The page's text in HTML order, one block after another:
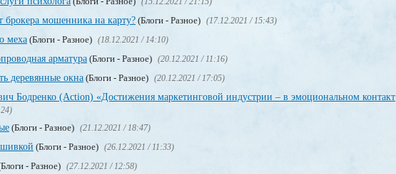
брокера мошенника на карту?(Блоги - Разное) (17.12.2021 / 15:43)
меха (Блоги - Разное) (18.12.2021 / 14:10)
арматура(Блоги - Разное) (20.12.2021 / 11:16)
деревянные окна (Блоги - Разное) (20.12.2021 / 17:05)
Бодренко (Action) «Достижения маркетинговой индустрии – в эмоциональном контакт
(Блоги - Разное) (21.12.2021 / 18:47)
(Блоги - Разное) (26.12.2021 / 11:33)
- Разное) (27.12.2021 / 12:58)